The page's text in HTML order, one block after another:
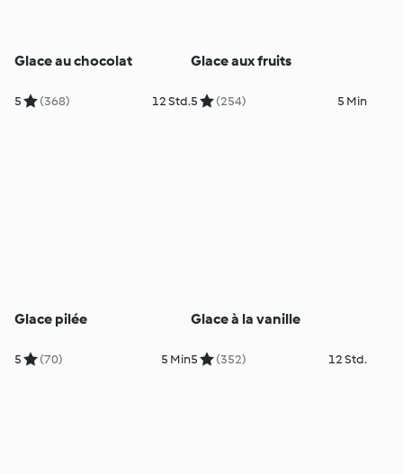
Glace au chocolat
5 (368) 12 Std.
Glace aux fruits
5 (254) 5 Min
Glace pilée
5 (70) 5 Min
Glace à la vanille
5 (352) 12 Std.